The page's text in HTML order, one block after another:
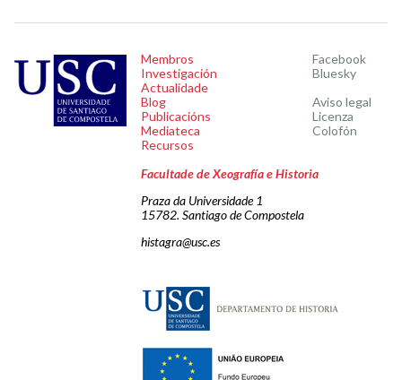
Membros
Investigación
Actualidade
Blog
Publicacións
Mediateca
Recursos
Facebook
Bluesky
Aviso legal
Licenza
Colofón
Facultade de Xeografía e Historia
Praza da Universidade 1
15782. Santiago de Compostela
histagra@usc.es